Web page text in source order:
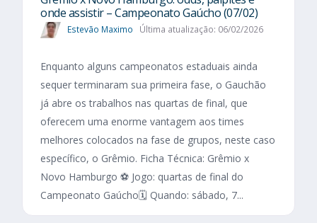
onde assistir – Campeonato Gaúcho (07/02)
Estevão Maximo Última atualização: 06/02/2026
Enquanto alguns campeonatos estaduais ainda
sequer terminaram sua primeira fase, o Gauchão
já abre os trabalhos nas quartas de final, que
oferecem uma enorme vantagem aos times
melhores colocados na fase de grupos, neste caso
específico, o Grêmio. Ficha Técnica: Grêmio x
Novo Hamburgo ⚽ Jogo: quartas de final do
Campeonato Gaúcho🗓️ Quando: sábado, 7...